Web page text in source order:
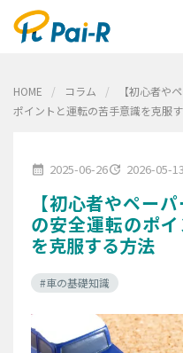
HOME コラム
【初心者や
ポイントと運転の苦手意識を克服
calendar_month 2025-06-26update 2026-05-13
【初心者やペー
の安全運転のポ
を克服する方法
#車の基礎知識